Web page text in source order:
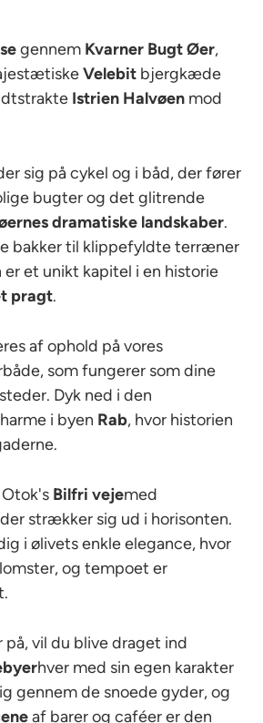
gennem Kvarner BugtØer,
Velebit bjergkæde
Istrien Halvøen mod
sig på cykel og i båd, der fører
bugter og det glitrende
dramatiske landskaber.
bakker til klippefyldte terræner
et unikt kapitel i en historie
pragt.
af ophold på vores
som fungerer som dine
Dyk ned i den
i byen Rab, hvor historien
Bilfri vejemed
strækker sig ud i horisonten.
i ølivets enkle elegance, hvor
og tempoet er
vil du blive draget ind
hver med sin egen karakter
gennem de snoede gyder, og
af barer og caféer er den